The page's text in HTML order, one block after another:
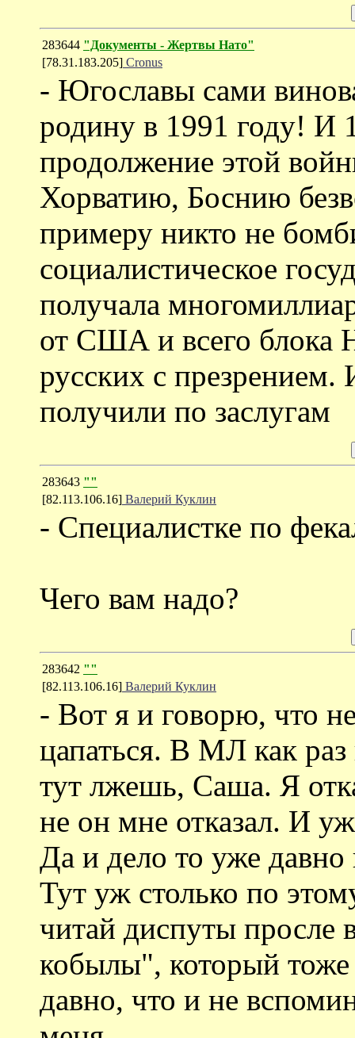
283644 "Документы - Жертвы Нато"
[78.31.183.205] Cronus
- Югославы сами
родину в 1991 году! И
продолжение этой
Хорватию, Боснию
примеру никто не
социалистическое
получала
от США и всего блока
русских с презрением.
получили по заслугам
283643 ""
[82.113.106.16] Валерий Куклин
- Специалистке по
Чего вам надо?
283642 ""
[82.113.106.16] Валерий Куклин
- Вот я и говорю, что
цапаться. В МЛ как
тут лжешь, Саша. Я
не он мне отказал. И
Да и дело то уже
Тут уж столько по
читай диспуты просле
кобылы", который тоже
давно, что и не